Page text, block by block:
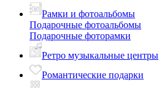
Рамки и фотоальбомы
Подарочные фотоальбомы
Подарочные фоторамки
Ретро музыкальные центры
Романтические подарки